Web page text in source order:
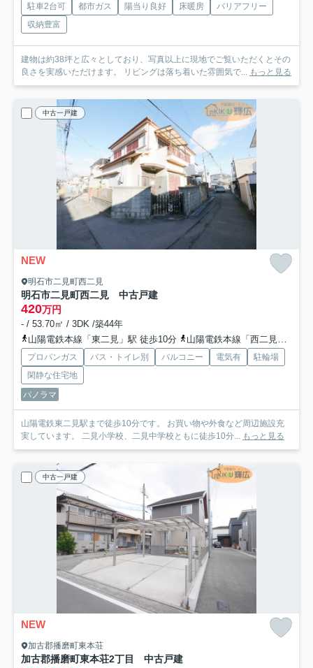
駐車2台可 都市ガス 陽当り良好 床暖房
バリアフリー
収納豊富
建物は約38坪と広々としており、写真以上に現地でご覧いただくとその
良さを実感いただけます。 リビングは落ち着いた雰囲気で...
もっと見る
中古一戸建
NEW
明石市二見町西二見
明石市二見町西二見 中古戸建
420万円
- / 53.70㎡ / 3DK /築44年
山陽電鉄本線「東二見」駅 徒歩10分
山陽電鉄本線「西二見」駅 徒歩12分
プロパンガス バス・トイレ別 バルコニー 電気有
駐輪場
閑静な住宅地
パノラマ
山陽電鉄東二見駅まで徒歩10分です。 お買い物や外食など周辺施設充
実しています。 二見小学校、二見中学校ともに徒歩10分...
もっと見る
中古一戸建
NEW
加古郡播磨町東本荘
加古郡播磨町東本荘2丁目 中古戸建